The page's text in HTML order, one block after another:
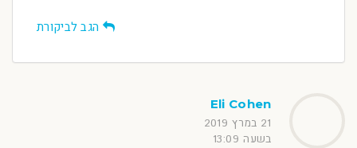
הגב לביקורת
Eli Cohen
21 במרץ 2019
בשעה 13:09